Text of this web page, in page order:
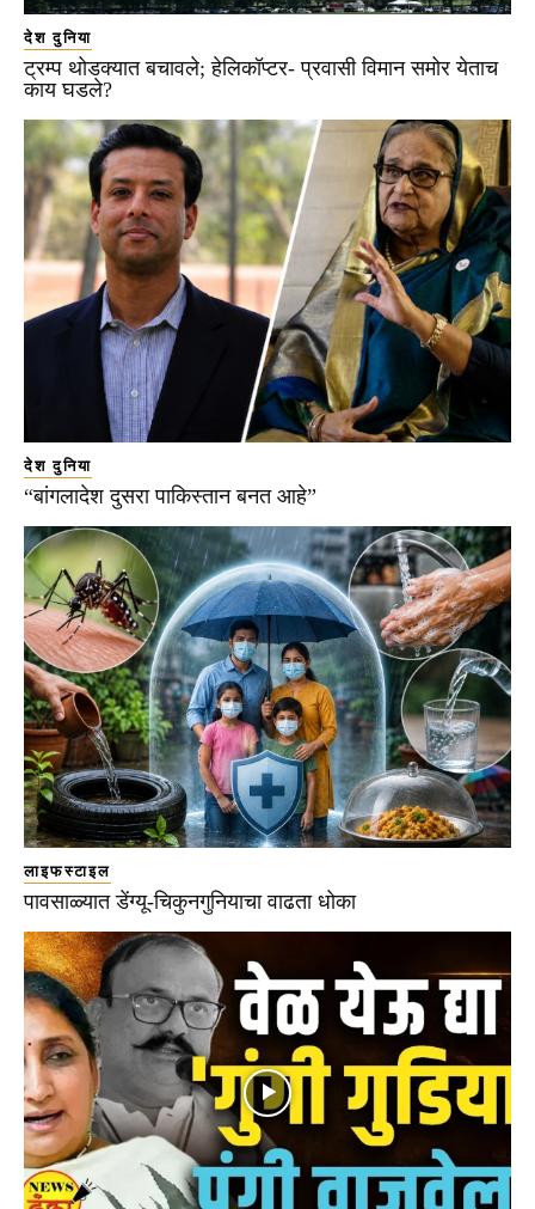
देश दुनिया
ट्रम्प थोडक्यात बचावले; हेलिकॉप्टर- प्रवासी विमान समोर येताच
काय घडले?
देश दुनिया
“बांगलादेश दुसरा पाकिस्तान बनत आहे”
लाइफस्टाइल
पावसाळ्यात डेंग्यू-चिकुनगुनियाचा वाढता धोका